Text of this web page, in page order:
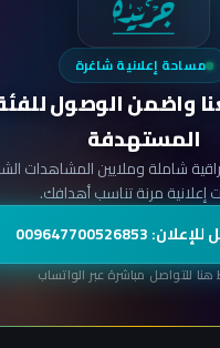
مساحة إعلانية شاغرة
واضمن الوصول
المستهدفة
شاملة وملايين المشاهدات
إعلانية مرنة تناسب أهدافك.
009647700526853
للتواصل مباشرة عبر الواتساب